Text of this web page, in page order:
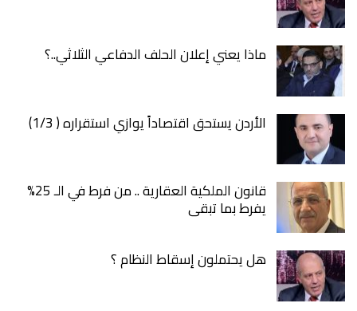
ماذا يعني إعلان الحلف الدفاعي الثلاثي..؟
الأردن يستحق اقتصاداً يوازي استقراره ( 1/3)
قانون الملكية العقارية .. من فرط في الـ 25%
يفرط بما تبقى
هل يحتملون إسقاط النظام ؟